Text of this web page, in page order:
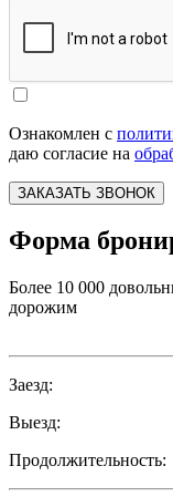
Ознакомлен с
даю согласие на
ЗАКАЗАТЬ ЗВОНОК
Форма
Более 10 000
дорожим
Заезд:
Выезд:
Продолжительность: